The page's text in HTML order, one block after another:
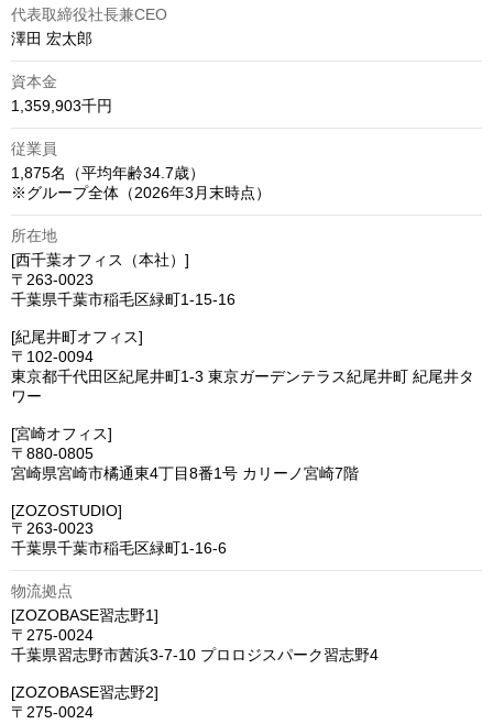
代表取締役社長兼CEO
澤田 宏太郎
資本金
1,359,903千円
従業員
1,875名（平均年齢34.7歳）
※グループ全体（2026年3月末時点）
所在地
[西千葉オフィス（本社）]
〒263-0023
千葉県千葉市稲毛区緑町1-15-16
[紀尾井町オフィス]
〒102-0094
東京都千代田区紀尾井町1-3 東京ガーデンテラス紀尾井町 紀尾井タ
ワー
[宮崎オフィス]
〒880-0805
宮崎県宮崎市橘通東4丁目8番1号 カリーノ宮崎7階
[ZOZOSTUDIO]
〒263-0023
千葉県千葉市稲毛区緑町1-16-6
物流拠点
[ZOZOBASE習志野1]
〒275-0024
千葉県習志野市茜浜3-7-10 プロロジスパーク習志野4
[ZOZOBASE習志野2]
〒275-0024